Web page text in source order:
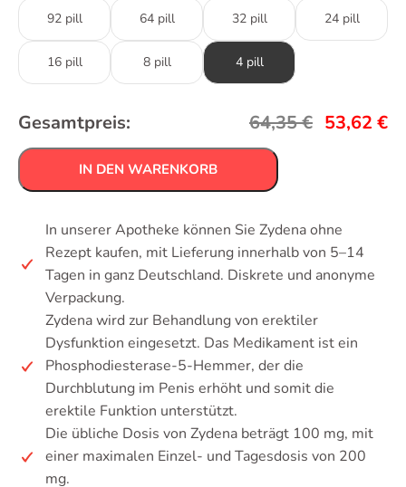
92 pill 64 pill 32 pill 24 pill
16 pill 8 pill 4 pill
Gesamtpreis: 64,35€ 53,62 €
IN DEN WARENKORB
In unserer Apotheke können Sie Zydena ohne
Rezept kaufen, mit Lieferung innerhalb von 5–14
Tagen in ganz Deutschland. Diskrete und anonyme
Verpackung.
Zydena wird zur Behandlung von erektiler
Dysfunktion eingesetzt. Das Medikament ist ein
Phosphodiesterase-5-Hemmer, der die
Durchblutung im Penis erhöht und somit die
erektile Funktion unterstützt.
Die übliche Dosis von Zydena beträgt 100 mg, mit
einer maximalen Einzel- und Tagesdosis von 200
mg.